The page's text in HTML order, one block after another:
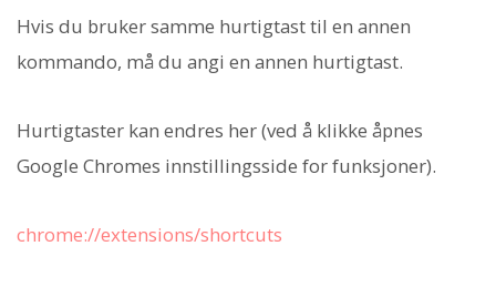
Hvis du bruker samme hurtigtast til en annen
kommando, må du angi en annen hurtigtast.
Hurtigtaster kan endres her (ved å klikke åpnes
Google Chromes innstillingsside for funksjoner).
chrome://extensions/shortcuts